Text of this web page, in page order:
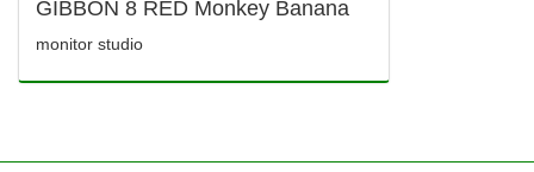
GIBBON 8 RED Monkey Banana
monitor studio